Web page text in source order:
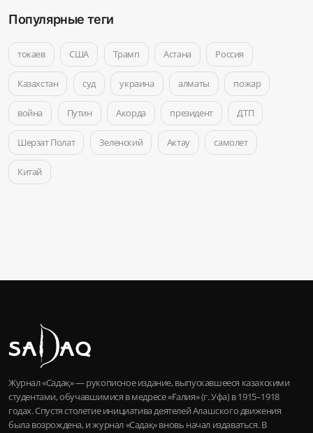
Популярные теги
токаев США Трамп Астана Россия
Казахстан суд украина алматы пожар
война Путин Акорда президент ДТП
Шерзат Полат Зеленский Актау самолет
Китай
Журнал «Садақ» — рукописное издание, выпускавшееся казахскими
студентами, обучавшимися в медресе «Ғалия» (г. Уфа) в 1915–1918
годах. Спустя столетие инициатива деятелей Алашского движения
была возрождена, и журнал «Садақ» вновь начал издаваться. В